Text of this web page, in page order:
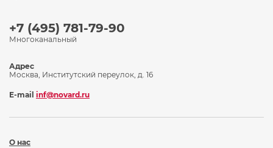
+7 (495) 781-79-90
Многоканальный
О нас
Адрес
Москва, Институтский переулок, д. 16
E-mail inf@novard.ru